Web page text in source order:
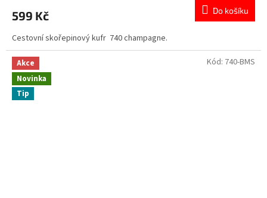
599 Kč Do košíku
Cestovní skořepinový kufr 740 champagne.
Akce
Novinka
Tip
Kód: 740-BMS